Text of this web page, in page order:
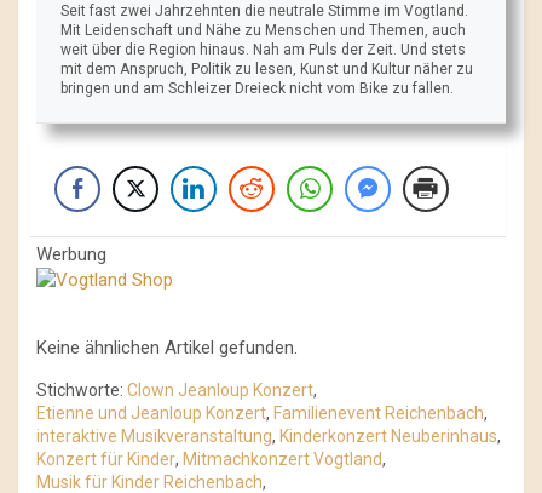
Seit fast zwei Jahrzehnten die neutrale Stimme im Vogtland.
Mit Leidenschaft und Nähe zu Menschen und Themen, auch
weit über die Region hinaus. Nah am Puls der Zeit. Und stets
mit dem Anspruch, Politik zu lesen, Kunst und Kultur näher zu
bringen und am Schleizer Dreieck nicht vom Bike zu fallen.
Werbung
Keine ähnlichen Artikel gefunden.
Stichworte: Clown Jeanloup Konzert,
Etienne und Jeanloup Konzert, Familienevent Reichenbach,
interaktive Musikveranstaltung, Kinderkonzert Neuberinhaus,
Konzert für Kinder, Mitmachkonzert Vogtland,
Musik für Kinder Reichenbach,